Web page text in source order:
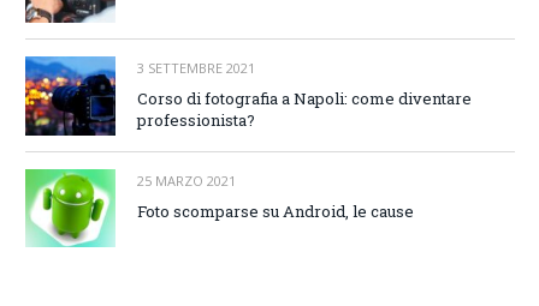
3 SETTEMBRE 2021
Corso di fotografia a Napoli: come diventare
professionista?
25 MARZO 2021
Foto scomparse su Android, le cause